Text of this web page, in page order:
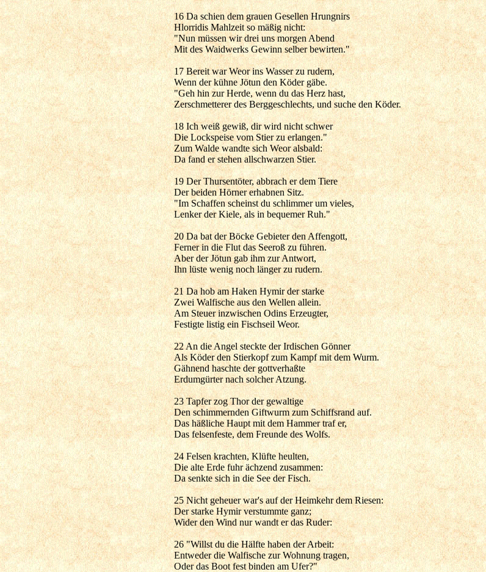
16 Da schien dem grauen Gesellen Hrungnirs
Hlorridis Mahlzeit so mäßig nicht:
"Nun müssen wir drei uns morgen Abend
Mit des Waidwerks Gewinn selber bewirten."
17 Bereit war Weor ins Wasser zu rudern,
Wenn der kühne Jötun den Köder gäbe.
"Geh hin zur Herde, wenn du das Herz hast,
Zerschmetterer des Berggeschlechts, und suche den Köder.
18 Ich weiß gewiß, dir wird nicht schwer
Die Lockspeise vom Stier zu erlangen."
Zum Walde wandte sich Weor alsbald:
Da fand er stehen allschwarzen Stier.
19 Der Thursentöter, abbrach er dem Tiere
Der beiden Hörner erhabnen Sitz.
"Im Schaffen scheinst du schlimmer um vieles,
Lenker der Kiele, als in bequemer Ruh."
20 Da bat der Böcke Gebieter den Affengott,
Ferner in die Flut das Seeroß zu führen.
Aber der Jötun gab ihm zur Antwort,
Ihn lüste wenig noch länger zu rudern.
21 Da hob am Haken Hymir der starke
Zwei Walfische aus den Wellen allein.
Am Steuer inzwischen Odins Erzeugter,
Festigte listig ein Fischseil Weor.
22 An die Angel steckte der Irdischen Gönner
Als Köder den Stierkopf zum Kampf mit dem Wurm.
Gähnend haschte der gottverhaßte
Erdumgürter nach solcher Atzung.
23 Tapfer zog Thor der gewaltige
Den schimmernden Giftwurm zum Schiffsrand auf.
Das häßliche Haupt mit dem Hammer traf er,
Das felsenfeste, dem Freunde des Wolfs.
24 Felsen krachten, Klüfte heulten,
Die alte Erde fuhr ächzend zusammen:
Da senkte sich in die See der Fisch.
25 Nicht geheuer war's auf der Heimkehr dem Riesen:
Der starke Hymir verstummte ganz;
Wider den Wind nur wandt er das Ruder:
26 "Willst du die Hälfte haben der Arbeit:
Entweder die Walfische zur Wohnung tragen,
Oder das Boot fest binden am Ufer?"